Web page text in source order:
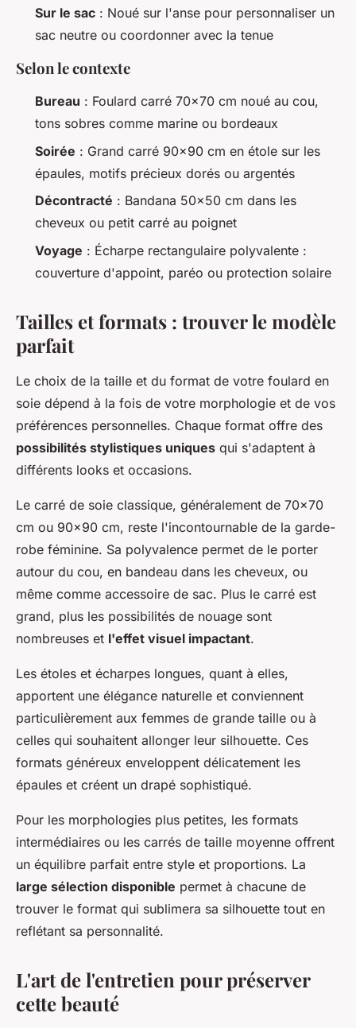
Sur le sac : Noué sur l'anse pour personnaliser un
sac neutre ou coordonner avec la tenue
Selon le contexte
Bureau : Foulard carré 70x70 cm noué au cou,
tons sobres comme marine ou bordeaux
Soirée : Grand carré 90x90 cm en étole sur les
épaules, motifs précieux dorés ou argentés
Décontracté : Bandana 50x50 cm dans les
cheveux ou petit carré au poignet
Voyage : Écharpe rectangulaire polyvalente :
couverture d'appoint, paréo ou protection solaire
Tailles et formats : trouver le modèle
parfait
Le choix de la taille et du format de votre foulard en
soie dépend à la fois de votre morphologie et de vos
préférences personnelles. Chaque format offre des
possibilités stylistiques uniques qui s'adaptent à
différents looks et occasions.
Le carré de soie classique, généralement de 70x70
cm ou 90x90 cm, reste l'incontournable de la garde-
robe féminine. Sa polyvalence permet de le porter
autour du cou, en bandeau dans les cheveux, ou
même comme accessoire de sac. Plus le carré est
grand, plus les possibilités de nouage sont
nombreuses et l'effet visuel impactant.
Les étoles et écharpes longues, quant à elles,
apportent une élégance naturelle et conviennent
particulièrement aux femmes de grande taille ou à
celles qui souhaitent allonger leur silhouette. Ces
formats généreux enveloppent délicatement les
épaules et créent un drapé sophistiqué.
Pour les morphologies plus petites, les formats
intermédiaires ou les carrés de taille moyenne offrent
un équilibre parfait entre style et proportions. La
large sélection disponible permet à chacune de
trouver le format qui sublimera sa silhouette tout en
reflétant sa personnalité.
L'art de l'entretien pour préserver
cette beauté